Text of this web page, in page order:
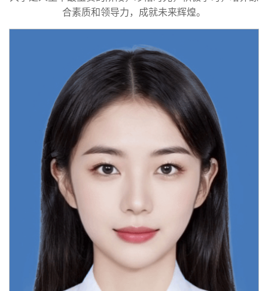
合素质和领导力，成就未来辉煌。